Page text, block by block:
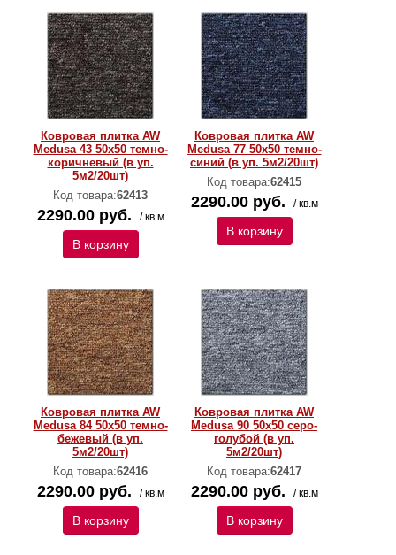
Ковровая плитка AW
Medusa 43 50х50 темно-
коричневый (в уп.
5м2/20шт)
Код товара:62413
2290.00 руб. / кв.м
В корзину
Ковровая плитка AW
Medusa 77 50х50 темно-
синий (в уп. 5м2/20шт)
Код товара:62415
2290.00 руб. / кв.м
В корзину
Ковровая плитка AW
Medusa 84 50х50 темно-
бежевый (в уп.
5м2/20шт)
Код товара:62416
2290.00 руб. / кв.м
В корзину
Ковровая плитка AW
Medusa 90 50х50 серо-
голубой (в уп.
5м2/20шт)
Код товара:62417
2290.00 руб. / кв.м
В корзину